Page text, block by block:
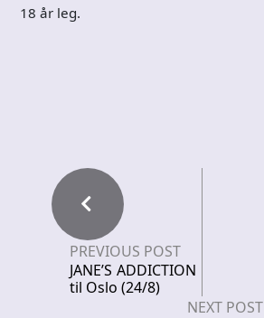
18 år leg.
PREVIOUS POST
JANE’S ADDICTION
til Oslo (24/8)
NEXT POST